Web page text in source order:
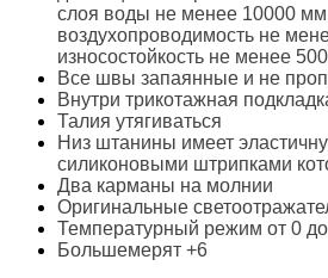
слоя воды не менее 10000
воздухопроводимость не
износостойкость не менее
Все швы запаянные и не
Внутри трикотажная
Талия утягиваться
Низ штанины имеет
силиконовыми штрипками
Два карманы на молнии
Оригинальные
Температурный режим от 0 до
Большемерят +6